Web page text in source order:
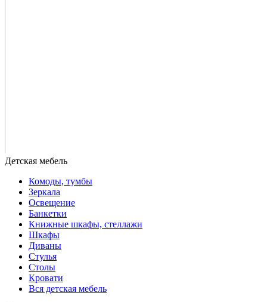
Комоды, тумбы
Зеркала
Освещение
Банкетки
Книжные шкафы, стеллажи
Шкафы
Диваны
Стулья
Столы
Кровати